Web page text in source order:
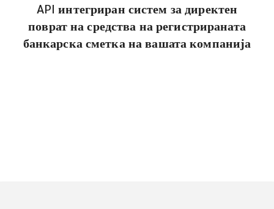
API интегриран систем за директен
поврат на средства на регистрираната
банкарска сметка на вашата компанија